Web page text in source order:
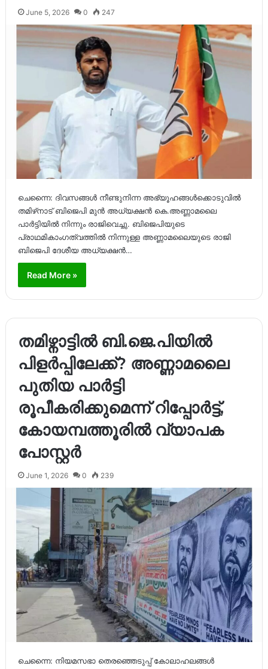
June 5, 2026 0 247
ചെന്നൈ: ദിവസങ്ങൾ നീണ്ടുനിന്ന അഭ്യൂഹങ്ങൾക്കൊടുവിൽ
തമിഴ്‌നാട് ബിജെപി മുൻ അധ്യക്ഷൻ കെ.അണ്ണാമലൈ
പാർട്ടിയിൽ നിന്നും രാജിവെച്ചു. ബിജെപിയുടെ
പ്രാഥമികാംഗത്വത്തിൽ നിന്നുള്ള അണ്ണാമലൈയുടെ രാജി
ബിജെപി ദേശീയ അധ്യക്ഷൻ…
Read More »
തമിഴ്നാട്ടിൽ ബി.ജെ.പിയിൽ
പിളർപ്പിലേക്ക്? അണ്ണാമലൈ
പുതിയ പാർട്ടി
രൂപീകരിക്കുമെന്ന് റിപ്പോർട്ട്,
കോയമ്പത്തൂരിൽ വ്യാപക
പോസ്റ്റർ
June 1, 2026 0 239
ചെന്നൈ: നിയമസഭാ തെരഞ്ഞെടുപ്പ് കോലാഹലങ്ങൾ